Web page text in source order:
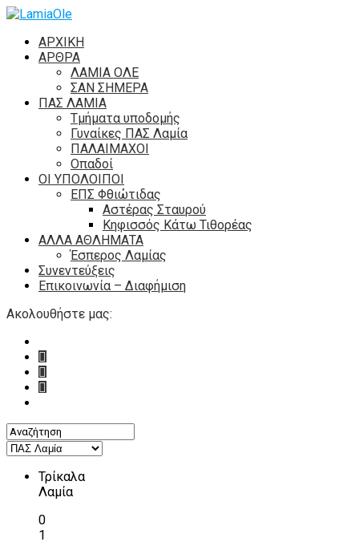
ΑΡΧΙΚΗ
ΑΡΘΡΑ
ΛΑΜΙΑ ΟΛΕ
ΣΑΝ ΣΗΜΕΡΑ
ΠΑΣ ΛΑΜΙΑ
Τμήματα υποδομής
Γυναίκες ΠΑΣ Λαμία
ΠΑΛΑΙΜΑΧΟΙ
Οπαδοί
ΟΙ ΥΠΟΛΟΙΠΟΙ
ΕΠΣ Φθιώτιδας
Αστέρας Σταυρού
Κηφισσός Κάτω Τιθορέας
ΑΛΛΑ ΑΘΛΗΜΑΤΑ
Έσπερος Λαμίας
Συνεντεύξεις
Επικοινωνία – Διαφήμιση
Ακολουθήστε μας:
Τρίκαλα
Λαμία
0
1